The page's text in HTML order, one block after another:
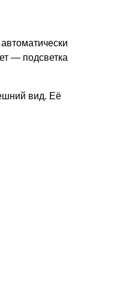
— подсветка
вид. Её